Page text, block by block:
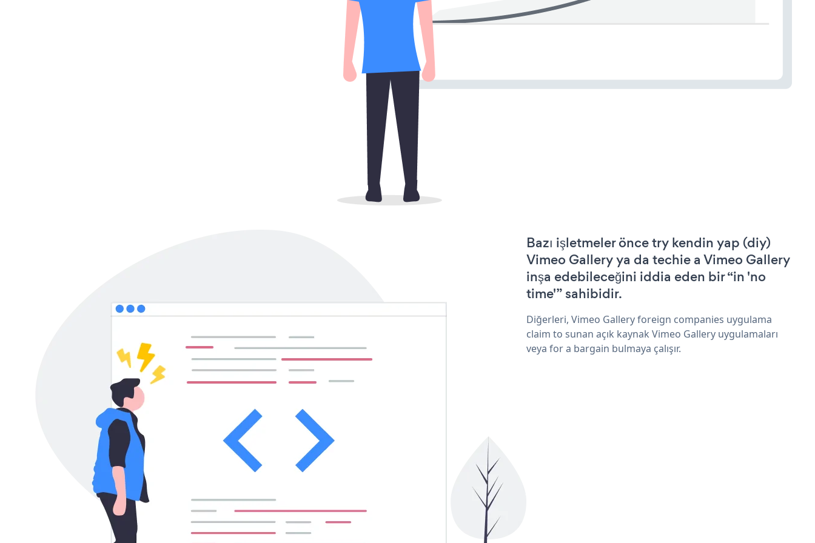
Bazı işletmeler önce try kendin yap (diy)
Vimeo Gallery ya da techie a Vimeo Gallery
inşa edebileceğini iddia eden bir “in 'no
time'” sahibidir.
Diğerleri, Vimeo Gallery foreign companies uygulama
claim to sunan açık kaynak Vimeo Gallery uygulamaları
veya for a bargain bulmaya çalışır.